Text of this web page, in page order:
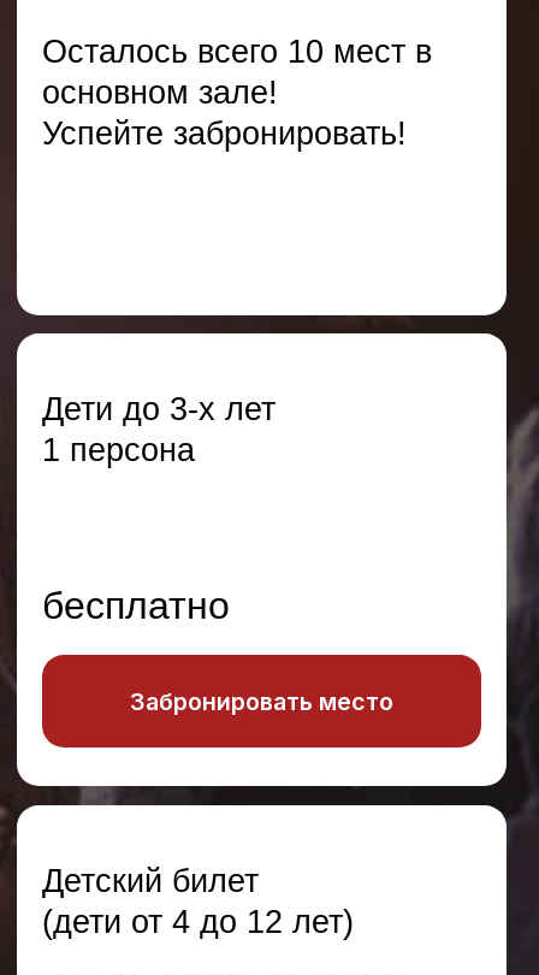
Алина Важина
Менеджер